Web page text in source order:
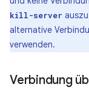
kill-server
alternative
verwenden.
Verbindung